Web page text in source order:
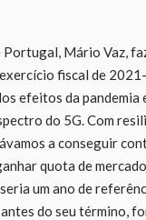
Mário Vaz,
fiscal de
efeitos da pandemia
do 5G. Com
a conseguir
quota de
um ano de
do seu término,